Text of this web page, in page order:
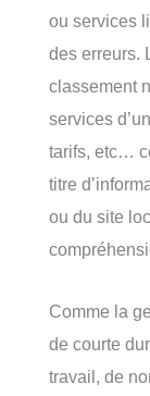
ou services
des erreurs.
classement
services
tarifs, etc…
titre
ou du site
Comme la
de courte
travail, de